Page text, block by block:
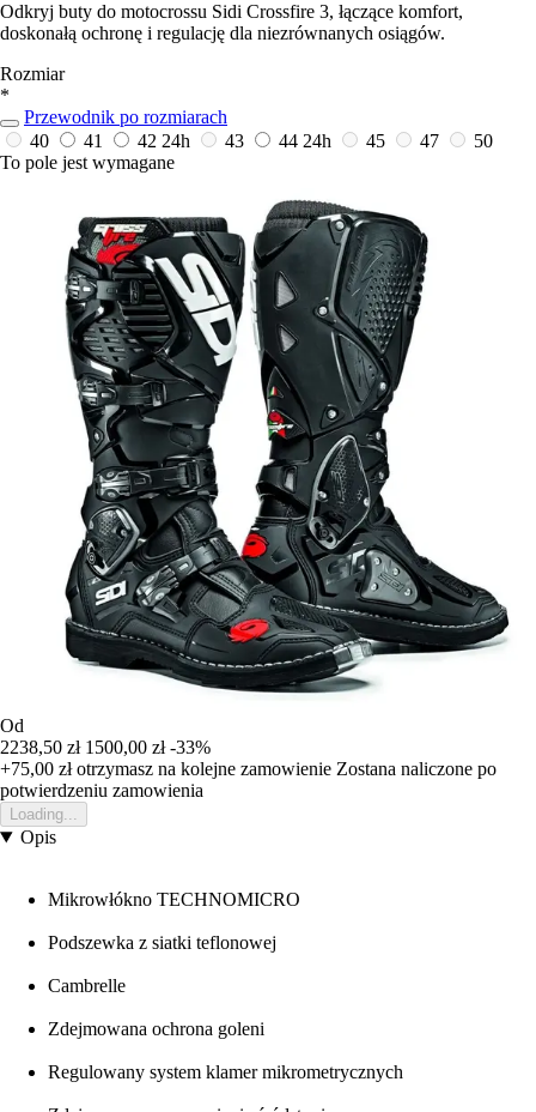
Odkryj buty do motocrossu Sidi Crossfire 3, łączące komfort,
doskonałą ochronę i regulację dla niezrównanych osiągów.
Rozmiar
*
Przewodnik po rozmiarach
40
41 42 24h 43 44 24h 45 47
50
To pole jest wymagane
Od
2238,50 zł 1500,00 zł -33%
+75,00 złotrzymasz na kolejne zamowienie Zostana naliczone po
potwierdzeniu zamowienia
Loading...
Opis
Mikrowłókno TECHNOMICRO
Podszewka z siatki teflonowej
Cambrelle
Zdejmowana ochrona goleni
Regulowany system klamer mikrometrycznych